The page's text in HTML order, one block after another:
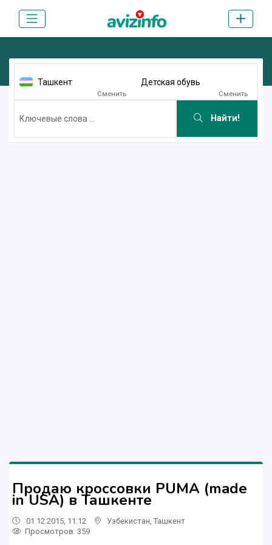
Ташкент
Сменить
Детская обувь
Сменить
Найти!
Продаю кроссовки PUMA (made
in USA) в Ташкенте
01.12.2015, 11:12 Узбекистан Ташкент
Просмотров: 359